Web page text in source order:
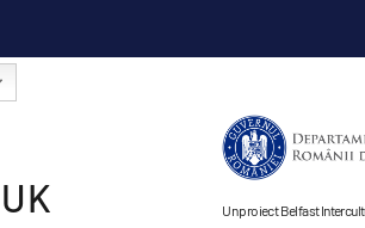
Un proiect Belfast